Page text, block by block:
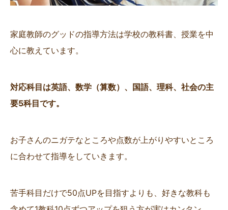
家庭教師のグッドの指導方法は学校の教科書、授業を中
心に教えています。
対応科目は英語、数学（算数）、国語、理科、社会の主
要5科目です。
お子さんのニガテなところや点数が上がりやすいところ
に合わせて指導をしていきます。
苦手科目だけで50点UPを目指すよりも、好きな教科も